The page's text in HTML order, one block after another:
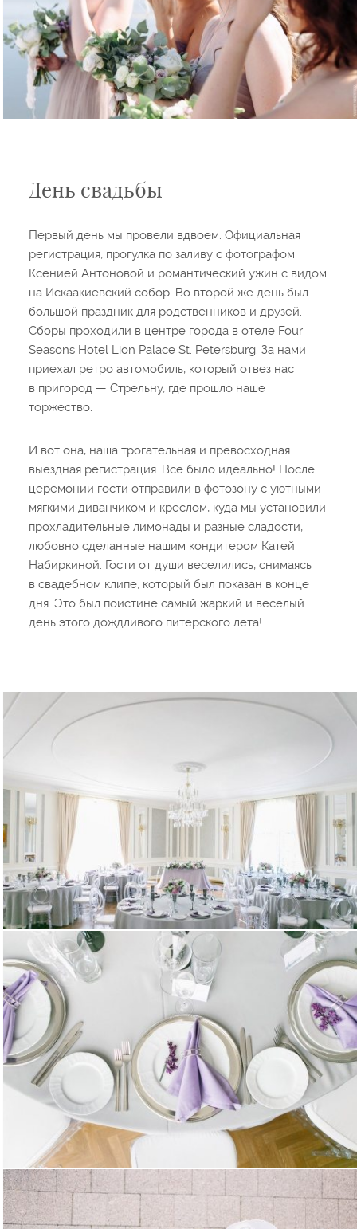
День свадьбы
Первый день мы провели вдвоем. Официальная
регистрация, прогулка по заливу с фотографом
Ксенией Антоновой и романтический ужин с видом
на Искаакиевский собор. Во второй же день был
большой праздник для родственников и друзей.
Сборы проходили в центре города в отеле Four
Seasons Hotel Lion Palace St. Petersburg. За нами
приехал ретро автомобиль, который отвез нас
в пригород — Стрельну, где прошло наше
торжество.
И вот она, наша трогательная и превосходная
выездная регистрация. Все было идеально! После
церемонии гости отправили в фотозону с уютными
мягкими диванчиком и креслом, куда мы установили
прохладительные лимонады и разные сладости,
любовно сделанные нашим кондитером Катей
Набиркиной. Гости от души веселились, снимаясь
в свадебном клипе, который был показан в конце
дня. Это был поистине самый жаркий и веселый
день этого дождливого питерского лета!